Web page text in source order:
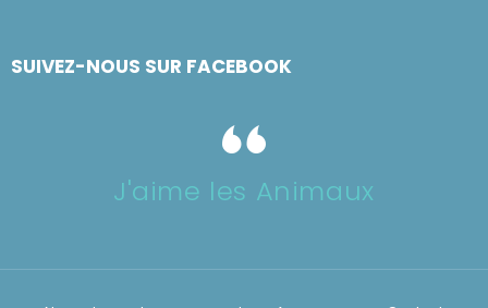
SUIVEZ-NOUS SUR FACEBOOK
J'aime les Animaux